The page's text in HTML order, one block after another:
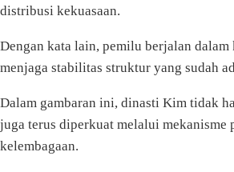
distribusi kekuasaan.
Dengan kata lain, pemilu berjalan dalam
menjaga stabilitas struktur yang sudah
Dalam gambaran ini, dinasti Kim tidak
juga terus diperkuat melalui mekanisme
kelembagaan.